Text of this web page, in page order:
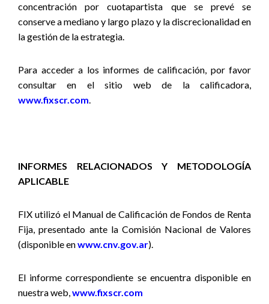
concentración por cuotapartista que se prevé se
conserve a mediano y largo plazo y la discrecionalidad en
la gestión de la estrategia.
Para acceder a los informes de calificación, por favor
consultar en el sitio web de la calificadora,
www.fixscr.com.
INFORMES RELACIONADOS Y METODOLOGÍA
APLICABLE
FIX utilizó el Manual de Calificación de Fondos de Renta
Fija, presentado ante la Comisión Nacional de Valores
(disponible enwww.cnv.gov.ar).
El informe correspondiente se encuentra disponible en
nuestra web,www.fixscr.com